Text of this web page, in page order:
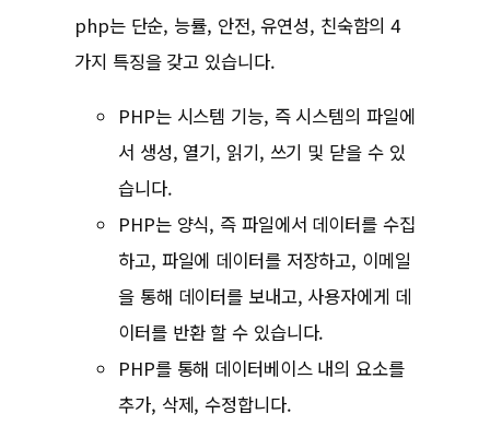
php는 단순, 능률, 안전, 유연성, 친숙함의 4
가지 특징을 갖고 있습니다.
PHP는 시스템 기능, 즉 시스템의 파일에
서 생성, 열기, 읽기, 쓰기 및 닫을 수 있
습니다.
PHP는 양식, 즉 파일에서 데이터를 수집
하고, 파일에 데이터를 저장하고, 이메일
을 통해 데이터를 보내고, 사용자에게 데
이터를 반환 할 수 있습니다.
PHP를 통해 데이터베이스 내의 요소를
추가, 삭제, 수정합니다.